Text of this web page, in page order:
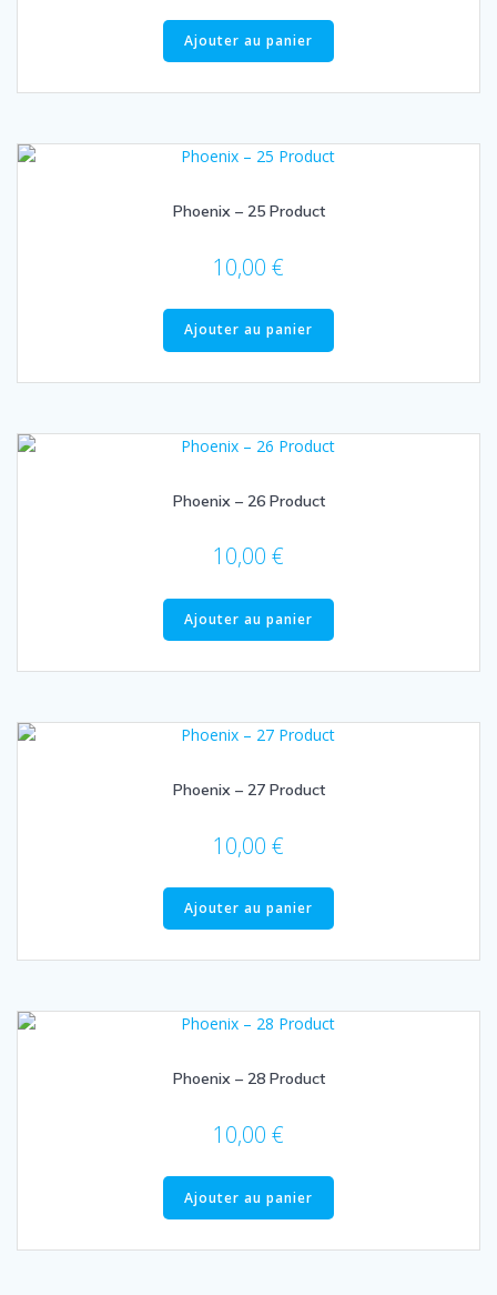
Ajouter au panier
Phoenix – 25 Product
10,00 €
Ajouter au panier
Phoenix – 26 Product
10,00 €
Ajouter au panier
Phoenix – 27 Product
10,00 €
Ajouter au panier
Phoenix – 28 Product
10,00 €
Ajouter au panier